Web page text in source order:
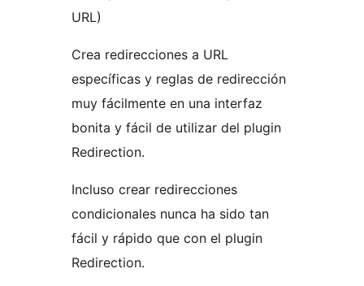
URL)
Crea redirecciones a URL
específicas y reglas de redirección
muy fácilmente en una interfaz
bonita y fácil de utilizar del plugin
Redirection.
Incluso crear redirecciones
condicionales nunca ha sido tan
fácil y rápido que con el plugin
Redirection.